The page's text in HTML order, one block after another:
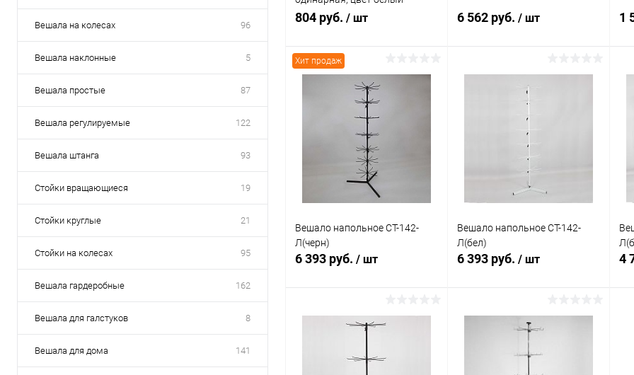
Вешала на колесах 96
Вешала наклонные 5
Вешала простые 87
Вешала регулируемые 122
Вешала штанга 93
Стойки вращающиеся 19
Стойки круглые 21
Стойки на колесах 95
Вешала гардеробные 162
Вешала для галстуков 8
Вешала для дома 141
СТ-126-Л/250(бел)
804 руб. / шт
В корзину
В избранное
6 562 руб. / шт
В корзину
1
Хит продаж
Вешало напольное СТ-142-
Л(черн)
6 393 руб. / шт
В корзину
Вешало напольное СТ-142-
Л(бел)
6 393 руб. / шт
В корзину
Купить в 1
4